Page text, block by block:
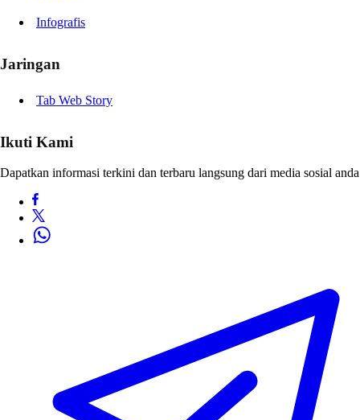
Infografis
Jaringan
Tab Web Story
Ikuti Kami
Dapatkan informasi terkini dan terbaru langsung dari media sosial anda